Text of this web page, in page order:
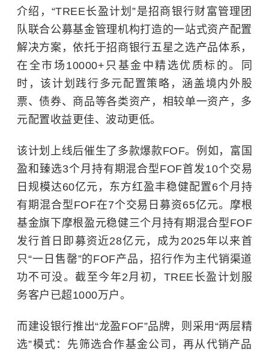
介绍，“TREE长盈计划”是招商银行财富管理团
队联合公募基金管理机构打造的一站式资产配置
解决方案，依托于招商银行五星之选产品体系，
在全市场10000+只基金中精选优质标的。同
时，该计划践行多元配置策略，涵盖境内外股
票、债券、商品等各类资产，相较单一资产，多
元配置收益更佳、波动更低。
该计划上线后催生了多款爆款FOF。例如，富国
盈和臻选3个月持有期混合型FOF首发10个交易
日规模达60亿元，东方红盈丰稳健配置6个月持
有期混合型FOF在7个交易日募资65亿元。摩根
基金旗下摩根盈元稳健三个月持有期混合型FOF
发行首日即募资近28亿元，成为2025年以来首
只“一日售罄”的FOF产品，招行作为主代销渠道
功不可没。截至今年2月初，TREE长盈计划服
务客户已超1000万户。
而建设银行推出“龙盈FOF”品牌，则采用“两层精
选”模式：先筛选合作基金公司，再从代销产品